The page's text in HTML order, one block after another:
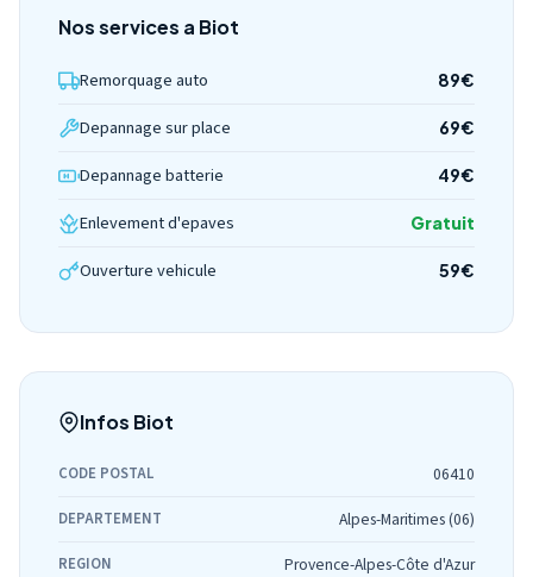
Nos services a Biot
Remorquage auto 89€
Depannage sur place 69€
Depannage batterie 49€
Enlevement d'epaves Gratuit
Ouverture vehicule 59€
Infos Biot
CODE POSTAL 06410
DEPARTEMENT Alpes-Maritimes (06)
REGION Provence-Alpes-Côte d'Azur